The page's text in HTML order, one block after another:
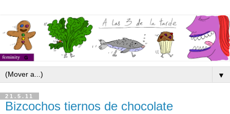
▼
21.5.11
Bizcochos tiernos de chocolate